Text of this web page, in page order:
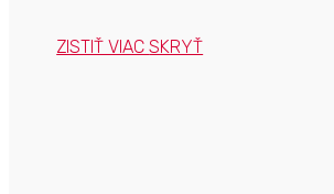
ZISTIŤ VIACSKRYŤ